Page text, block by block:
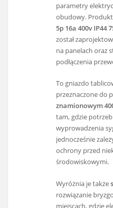
parametry
obudowy. Produkt
5p 16a 400v IP44
został
na panelach oraz
podłączenia
To gniazdo
przeznaczone do
znamionowym
tam, gdzie
wyprowadzenia
jednocześnie
ochrony przed
środowiskowymi.
Wyróżnia je także
rozwiązanie
miejscach, gdzie